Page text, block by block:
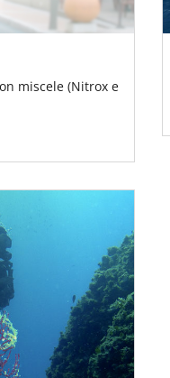
miscele (Nitrox e